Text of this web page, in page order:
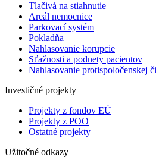
Tlačivá na stiahnutie
Areál nemocnice
Parkovací systém
Pokladňa
Nahlasovanie korupcie
Sťažnosti a podnety pacientov
Nahlasovanie protispoločenskej
Investičné projekty
Projekty z fondov EÚ
Projekty z POO
Ostatné projekty
Užitočné odkazy